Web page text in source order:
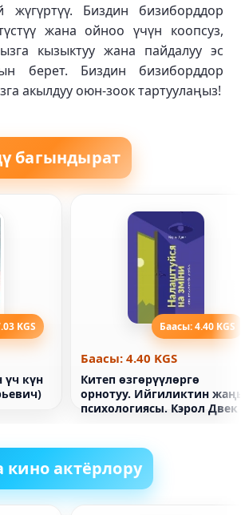
жүгүртүү. Биздин бизиборддор
жана ойноо үчүн коопсуз,
кызыктуу жана пайдалуу эс
берет. Биздин бизиборддор
акылдуу оюн-зоок тартуулаңыз!
багындырат
KGS
үч күн
Баасы: 4.40 KGS
Баасы: 4.40 KGS
Китеп өзгөрүүлөргө
орнотуу. Ийгиликтин жаңы
психологиясы. Кэрол Двек
кино актёрлору